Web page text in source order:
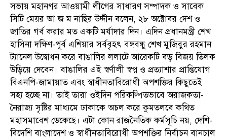
সভায় মহানগর আওয়ামী লীগের সাধারণ সম্পাদক ও সাবেক
সিটি মেয়র আ জ ম নাছির উদ্দীন বলেন, ২৮ অক্টোবর দেশ ও
জাতির গর্ব করার মত একটি মর্যাদার দিন। এদিন প্রধানমন্ত্রী শেখ
হাসিনা দক্ষিণ-পূর্ব এশিয়ার সর্ববৃহৎ বঙ্গবন্ধু শেখ মুজিবুর রহমান
ট্যানেল উদ্বোধন করে বাঙালির ললাটে আরেকটি বড় বিজয় তিলক
উড়িয়ে দেবেন। বাঙালির এই স্বর্ণালী স্বপ্ন ও প্রত্যাশার প্রাপ্তিযোগ
বিএনপি-জামায়াত এবং স্বাধীনতাবিরোধী অপশক্তির কিছুতেই
সহ্য হচ্ছে না। তাই তারা ওইদিন পরিকল্পিতভাবে অরাজকতা-
নৈরাজ্য সৃষ্টির মাধ্যমে ঢাকাকে অচল করে কুমতলবে কথিত
মহাসমাবেশ ডেকেছে। এটা কোন রাজনৈতিক কর্মসূচি নয়, দেশি-
বিদেশি বাংলাদেশ ও স্বাধীনতাবিরোধী অপশক্তির নির্বাচন বানচাল